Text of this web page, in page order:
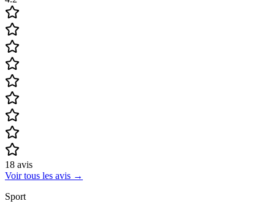
18 avis
Voir tous les avis →
Sport